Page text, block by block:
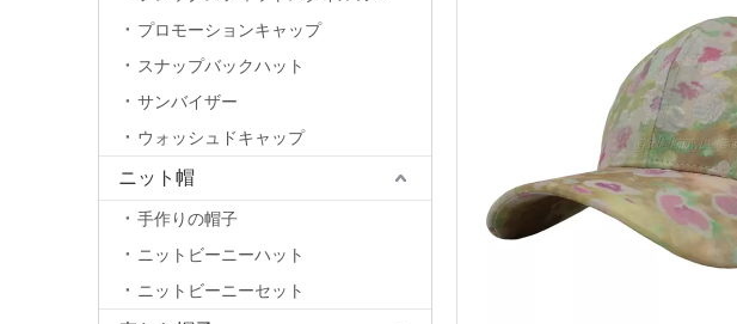
プロモーションキャップ
スナップバックハット
サンバイザー
ウォッシュドキャップ
ニット帽
手作りの帽子
ニットビーニーハット
ニットビーニーセット